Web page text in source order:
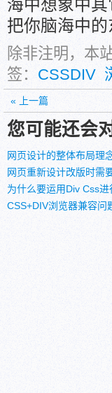
海中想象中
把你脑海中的
除非注明，本
签： CSSDIV
« 上一篇
您可能还会
网页设计的整体布局理
网页重新设计改版时需
为什么要运用Div Css
CSS+DIV浏览器兼容问